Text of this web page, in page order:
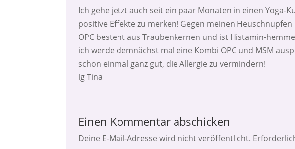
Ich gehe jetzt auch seit ein paar Monaten in einen Yoga-
positive Effekte zu merken! Gegen meinen Heuschnupfen
OPC besteht aus Traubenkernen und ist Histamin-
ich werde demnächst mal eine Kombi OPC und MSM
schon einmal ganz gut, die Allergie zu vermindern!
lg Tina
Einen Kommentar abschicken
Deine E-Mail-Adresse wird nicht veröffentlicht.